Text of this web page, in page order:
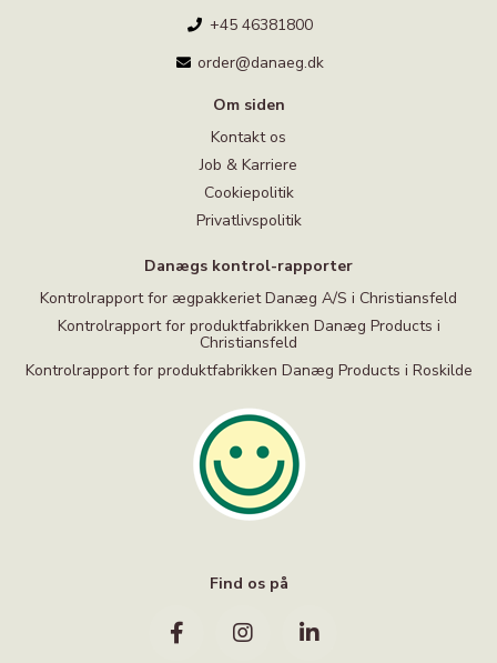
+45 46381800
order@danaeg.dk
Om siden
Kontakt os
Job & Karriere
Cookiepolitik
Privatlivspolitik
Danægs kontrol-rapporter
Kontrolrapport for ægpakkeriet Danæg A/S i Christiansfeld
Kontrolrapport for produktfabrikken Danæg Products i
Christiansfeld
Kontrolrapport for produktfabrikken Danæg Products i Roskilde
Find os på